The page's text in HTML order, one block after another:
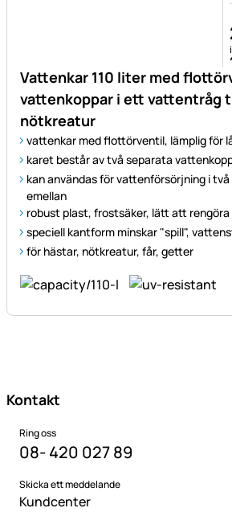
Vattenkar 110 liter med
vattenkoppar i ett vattentråg
nötkreatur
vattenkar med flottörventil, lämplig för
karet består av två separata
kan användas för vattenförsörjning i
emellan
robust plast, frostsäker, lätt att rengöra
speciell kantform minskar "spill",
för hästar, nötkreatur, får, getter
Kontakt
Ring oss
08- 420 027 89
Skicka ett meddelande
Kundcenter